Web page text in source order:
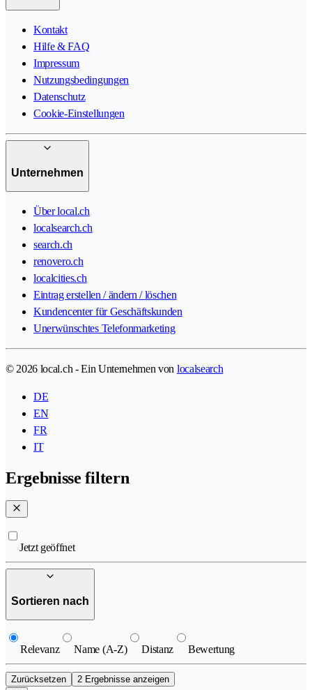
Kontakt
Hilfe & FAQ
Impressum
Nutzungsbedingungen
Datenschutz
Cookie-Einstellungen
Unternehmen
Über local.ch
localsearch.ch
search.ch
renovero.ch
localcities.ch
Eintrag erstellen / ändern / löschen
Kundencenter für Geschäftskunden
Unerwünschtes Telefonmarketing
© 2026 local.ch - Ein Unternehmen von localsearch
DE
EN
FR
IT
Ergebnisse filtern
Jetzt geöffnet
Sortieren nach
Relevanz Name (A-Z) Distanz Bewertung
Zurücksetzen 2 Ergebnisse anzeigen